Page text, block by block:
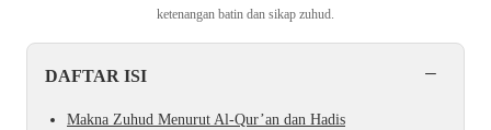
ketenangan batin dan sikap zuhud.
DAFTAR ISI −
Makna Zuhud Menurut Al-Qur’an dan Hadis